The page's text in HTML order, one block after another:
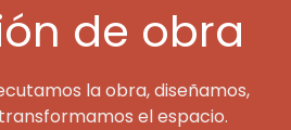
de obra
la obra, diseñamos,
el espacio.